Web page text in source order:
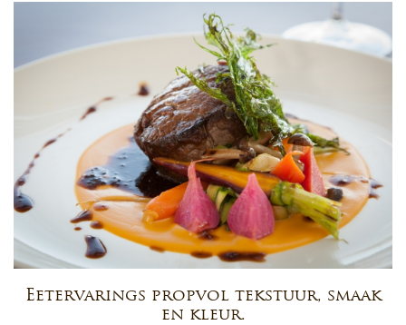
Eetervarings propvol tekstuur, smaak
en kleur.